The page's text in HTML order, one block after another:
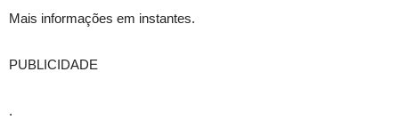
Mais informações em instantes.
PUBLICIDADE
.